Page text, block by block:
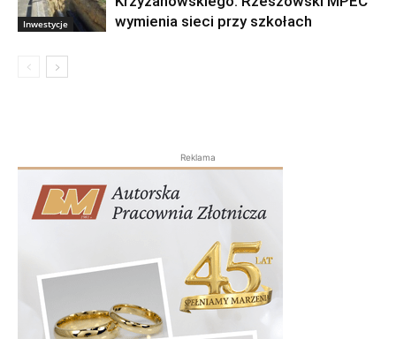
Inwestycje
wymienia sieci przy szkołach
Reklama